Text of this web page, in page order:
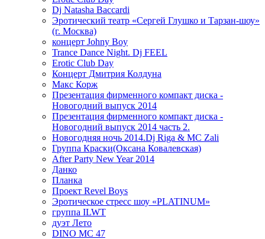
Dj Natasha Baccardi
Эротический театр «Сергей Глушко и Тарзан-шоу»
(г. Москва)
концерт Johny Boy
Trance Dance Night. Dj FEEL
Erotic Club Day
Концерт Дмитрия Колдуна
Макс Корж
Презентация фирменного компакт диска -
Новогодний выпуск 2014
Презентация фирменного компакт диска -
Новогодний выпуск 2014 часть 2.
Новогодняя ночь 2014.Dj Riga & MC Zali
Группа Краски(Оксана Ковалевская)
After Party New Year 2014
Данко
Планка
Проект Revel Boys
Эротическое стресс шоу «PLATINUM»
группа ILWT
дуэт Лето
DINO MC 47